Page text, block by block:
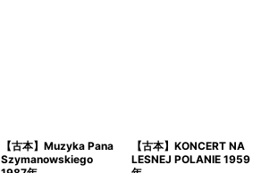
【古本】Muzyka Pana
Szymanowskiego
【古本】KONCERT NA
LESNEJ POLANIE 1959